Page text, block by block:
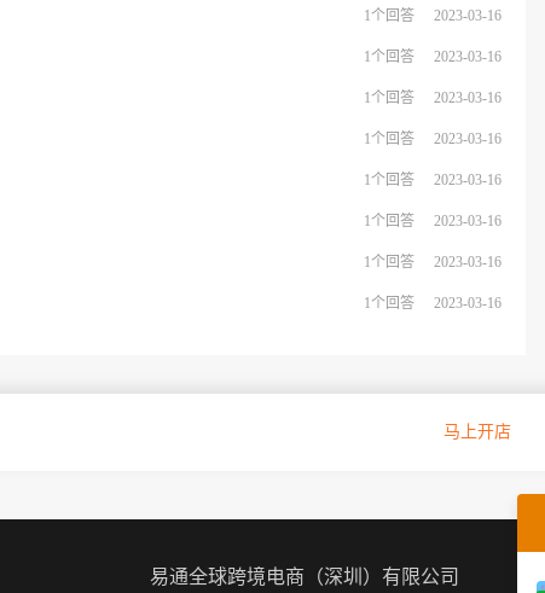
1个回答 2023-03-16
1个回答 2023-03-16
1个回答 2023-03-16
1个回答 2023-03-16
1个回答 2023-03-16
1个回答 2023-03-16
1个回答 2023-03-16
1个回答 2023-03-16
马上开店
易通全球跨境电商（深圳）有限公司